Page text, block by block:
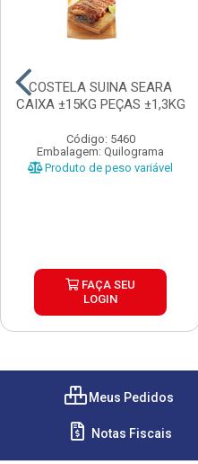
COSTELA SUINA SEARA
CAIXA ±15KG PEÇAS ±1,3KG
Código: 5460
Embalagem: Quilograma
Produto de peso variável
FAÇA SEU
LOGIN
Meus Pedidos
Notas Fiscais